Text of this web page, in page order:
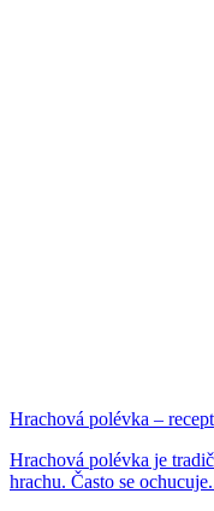
Hrachová polévka – recept
Hrachová polévka je
hrachu. Často se